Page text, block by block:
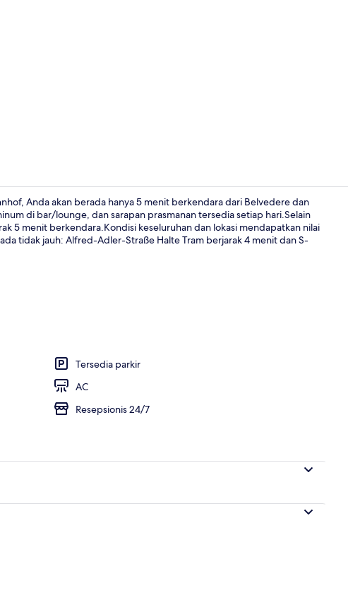
Bar (di
Anda akan berada hanya 5 menit berkendara dari Belvedere dan
di bar/lounge, dan sarapan prasmanan tersedia setiap hari.Selain
5 menit berkendara.Kondisi keseluruhan dan lokasi mendapatkan nilai
tidak jauh: Alfred-Adler-Straße Halte Tram berjarak 4 menit dan S-
Tersedia parkir
AC
Resepsionis 24/7